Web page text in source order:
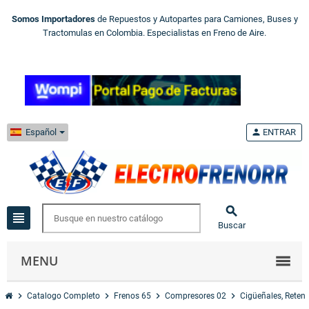
Somos Importadores de Repuestos y Autopartes para Camiones, Buses y
Tractomulas en Colombia. Especialistas en Freno de Aire.
Español
view_headline 
Buscar
person ENTRAR
MENU
chevron_right Catalogo Completo chevron_right Frenos 65 chevron_right Compresores 02 chevron_right Cigüeñales, Reten